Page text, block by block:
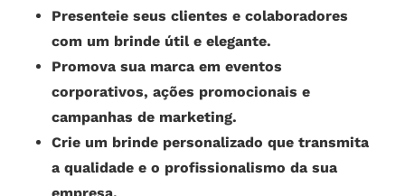
Presenteie seus clientes e colaboradores
com um brinde útil e elegante.
Promova sua marca em eventos
corporativos, ações promocionais e
campanhas de marketing.
Crie um brinde personalizado que transmita
a qualidade e o profissionalismo da sua